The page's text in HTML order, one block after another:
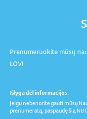
Prenumeruokite mūsų
LOVI
Išlyga dėl informacijos
Jeigu nebenorite gauti mūsų
prenumeratą, paspaudę šią